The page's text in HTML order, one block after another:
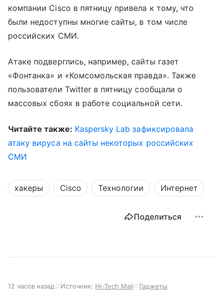
компании Cisco в пятницу привела к тому, что
были недоступны многие сайты, в том числе
российских СМИ.
Атаке подверглись, например, сайты газет
«Фонтанка» и «Комсомольская правда». Также
пользователи Twitter в пятницу сообщали о
массовых сбоях в работе социальной сети.
Читайте также: Kaspersky Lab зафиксировала
атаку вируса на сайты некоторых российских
СМИ
хакеры Cisco Технологии Интернет
Поделиться
12 часов назад Источник: Hi-Tech Mail Гаджеты